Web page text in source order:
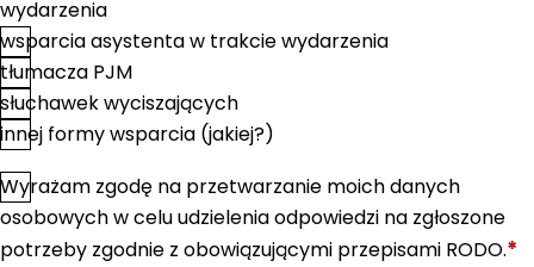
wydarzenia
wsparcia asystenta w trakcie wydarzenia
tłumacza PJM
słuchawek wyciszających
innej formy wsparcia (jakiej?)
Zgoda*
Wyrażam zgodę na przetwarzanie moich danych
osobowych w celu udzielenia odpowiedzi na zgłoszone
potrzeby zgodnie z obowiązującymi przepisami RODO.*